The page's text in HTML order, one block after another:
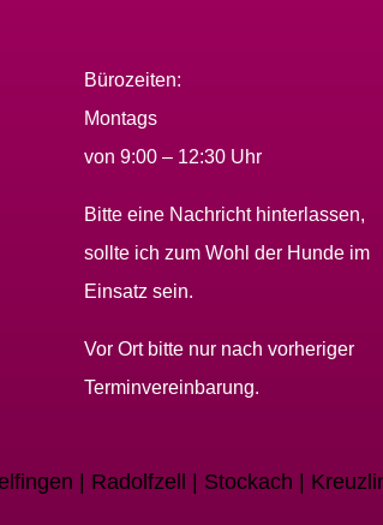
Bürozeiten:
Montags
von 9:00 – 12:30 Uhr
Bitte eine Nachricht hinterlassen,
sollte ich zum Wohl der Hunde im
Einsatz sein.
Vor Ort bitte nur nach vorheriger
Terminvereinbarung.
| Radolfzell | Stockach |